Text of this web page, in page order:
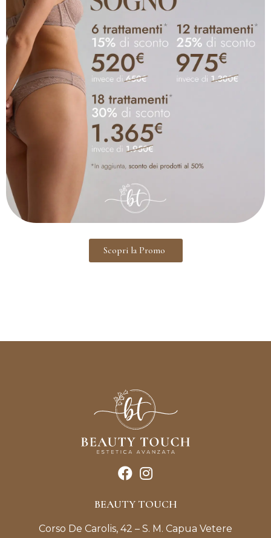
Scopri la Promo
BEAUTY TOUCH
Corso De Carolis, 42 – S. M. Capua Vetere